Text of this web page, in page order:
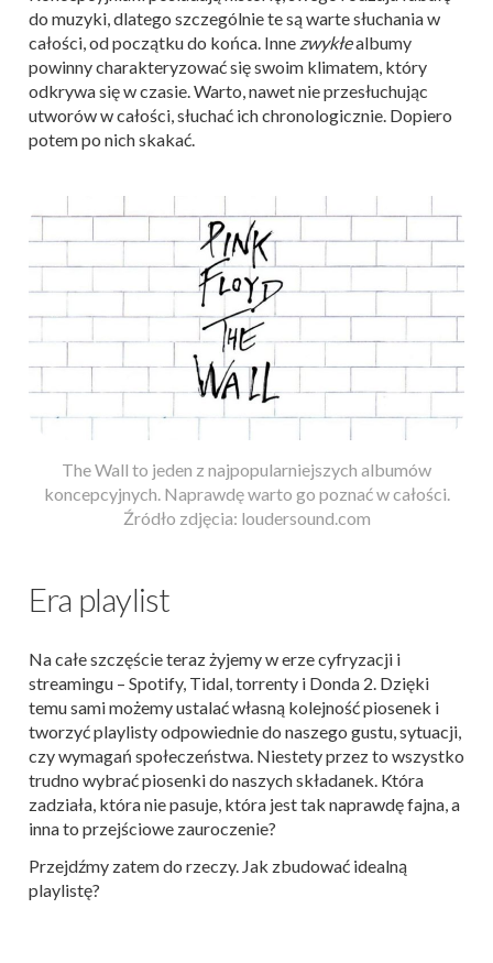
do muzyki, dlatego szczególnie te są warte słuchania w
całości, od początku do końca. Inne zwykłealbumy
powinny charakteryzować się swoim klimatem, który
odkrywa się w czasie. Warto, nawet nie przesłuchując
utworów w całości, słuchać ich chronologicznie. Dopiero
potem po nich skakać.
The Wall to jeden z najpopularniejszych albumów
koncepcyjnych. Naprawdę warto go poznać w całości.
Źródło zdjęcia: loudersound.com
Era playlist
Na całe szczęście teraz żyjemy w erze cyfryzacji i
streamingu – Spotify, Tidal, torrenty i Donda 2. Dzięki
temu sami możemy ustalać własną kolejność piosenek i
tworzyć playlisty odpowiednie do naszego gustu, sytuacji,
czy wymagań społeczeństwa. Niestety przez to wszystko
trudno wybrać piosenki do naszych składanek. Która
zadziała, która nie pasuje, która jest tak naprawdę fajna, a
inna to przejściowe zauroczenie?
Przejdźmy zatem do rzeczy. Jak zbudować idealną
playlistę?